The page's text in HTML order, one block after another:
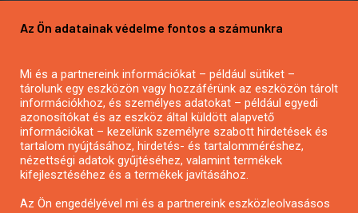
Mezőgazdasági pályázatírás
Pályázatírás civil szervezeteknek
Pályázatírás önkormányzatoknak
Pályázatfigyelés
Specifikus pályázatfigyelés vagy hírlevél
Az Ön adatainak védelme fontos a számunkra
Mi és a partnereink információkat – például sütiket –
tárolunk egy eszközön vagy hozzáférünk az eszközön tárolt
információkhoz, és személyes adatokat – például egyedi
azonosítókat és az eszköz által küldött alapvető
információkat – kezelünk személyre szabott hirdetések és
tartalom nyújtásához, hirdetés- és tartalomméréshez,
nézettségi adatok gyűjtéséhez, valamint termékek
kifejlesztéséhez és a termékek javításához.
Az Ön engedélyével mi és a partnereink eszközleolvasásos